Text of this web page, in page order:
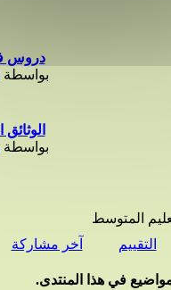
دروس
بواسطة
بواسطة
المتوسط
التقييم
آخر مشاركة
في هذا المنتدى.